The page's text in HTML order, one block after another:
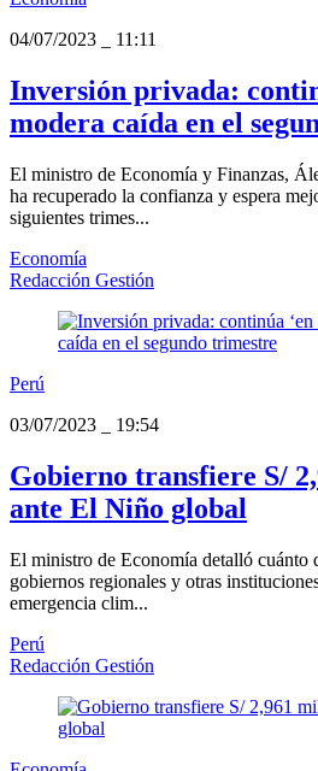
04/07/2023
11:11
Inversión privada:
modera caída en el
El ministro de Economía y Finanzas,
ha recuperado la confianza y espera
siguientes trimes...
Economía
Redacción Gestión
Perú
03/07/2023
19:54
Gobierno transfiere S/
ante El Niño global
El ministro de Economía detalló cuánto
gobiernos regionales y otras
emergencia clim...
Perú
Redacción Gestión